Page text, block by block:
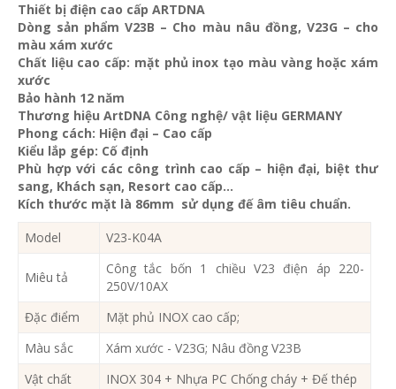
Thiết bị điện cao cấp ARTDNA
Dòng sản phẩm V23B – Cho màu nâu đồng, V23G – cho
màu xám xước
Chất liệu cao cấp: mặt phủ inox tạo màu vàng hoặc xám
xước
Bảo hành 12 năm
Thương hiệu ArtDNA Công nghệ/ vật liệu GERMANY
Phong cách: Hiện đại – Cao cấp
Kiểu lắp gép: Cố định
Phù hợp với các công trình cao cấp – hiện đại, biệt thư
sang, Khách sạn, Resort cao cấp…
Kích thước mặt là 86mm sử dụng đế âm tiêu chuẩn.
Model
V23-K04A
Miêu tả
Công tắc bốn 1 chiều V23 điện áp 220-
250V/10AX
Đặc điểm
Mặt phủ INOX cao cấp;
Màu sắc
Xám xước - V23G; Nâu đồng V23B
Vật chất
INOX 304 + Nhựa PC Chống cháy + Đế thép